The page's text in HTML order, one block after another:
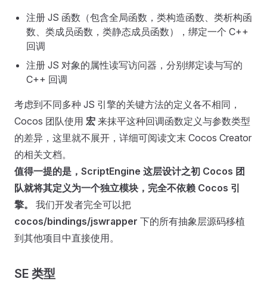
注册 JS 函数（包含全局函数，类构造函数、类析构函
数、类成员函数，类静态成员函数），绑定一个 C++
回调
注册 JS 对象的属性读写访问器，分别绑定读与写的
C++ 回调
考虑到不同多种 JS 引擎的关键方法的定义各不相同，
Cocos 团队使用 宏 来抹平这种回调函数定义与参数类型
的差异，这里就不展开，详细可阅读文末 Cocos Creator
的相关文档。
值得一提的是，ScriptEngine 这层设计之初 Cocos 团
队就将其定义为一个独立模块，完全不依赖 Cocos 引
擎。
我们开发者完全可以把
cocos/bindings/jswrapper 下的所有抽象层源码移植
到其他项目中直接使用。
SE 类型